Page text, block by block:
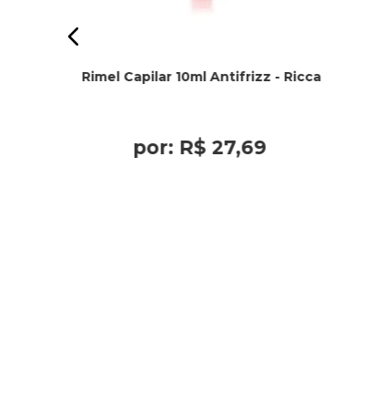
Rimel Capilar 10ml Antifrizz - Ricca
por: R$ 27,69